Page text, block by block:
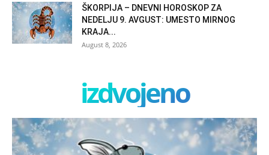
ŠKORPIJA – DNEVNI HOROSKOP ZA
NEDELJU 9. AVGUST: UMESTO MIRNOG
KRAJA...
August 8, 2026
izdvojeno